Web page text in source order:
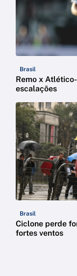
Brasil
Remo x
escalações
Brasil
Ciclone perde
fortes ventos